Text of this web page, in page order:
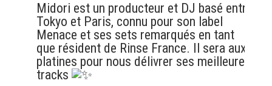
Midori est un producteur et DJ basé entre
Tokyo et Paris, connu pour son label
Menace et ses sets remarqués en tant
que résident de Rinse France. Il sera aux
platines pour nous délivrer ses meilleures
tracks